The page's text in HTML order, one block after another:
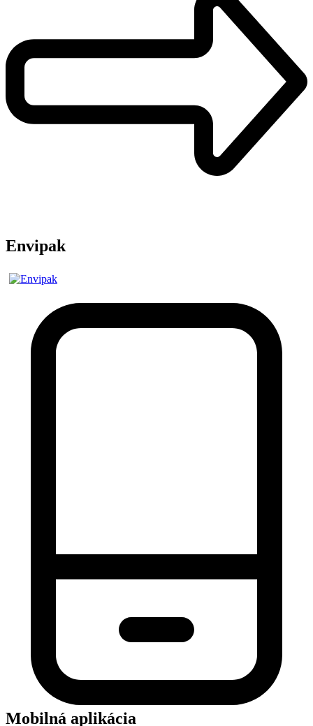
Envipak
Mobilná aplikácia